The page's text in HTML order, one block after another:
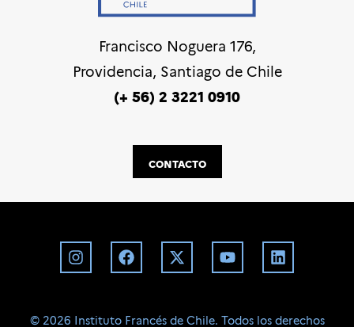
Francisco Noguera 176,
Providencia, Santiago de Chile
(+ 56) 2 3221 0910
CONTACTO
©️ 2026 Instituto Francés de Chile. Todos los derechos